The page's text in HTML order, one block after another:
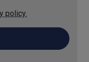
policy.